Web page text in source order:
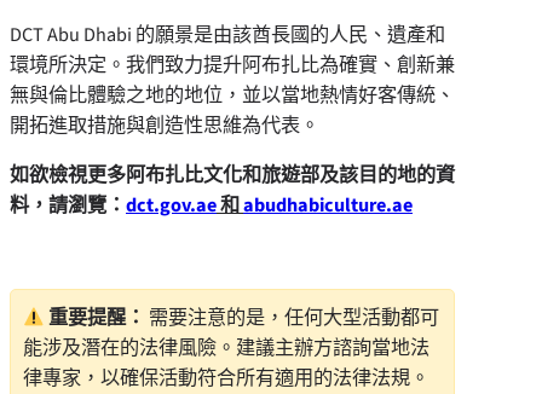
DCT Abu Dhabi 的願景是由該酋長國的人民、遺產和
環境所決定。我們致力提升阿布扎比為確實、創新兼
無與倫比體驗之地的地位，並以當地熱情好客傳統、
開拓進取措施與創造性思維為代表。
如欲檢視更多阿布扎比文化和旅遊部及該目的地的資
料，請瀏覽： dct.gov.ae和abudhabiculture.ae
重要提醒： 需要注意的是，任何大型活動都可
能涉及潛在的法律風險。建議主辦方諮詢當地法
律專家，以確保活動符合所有適用的法律法規。